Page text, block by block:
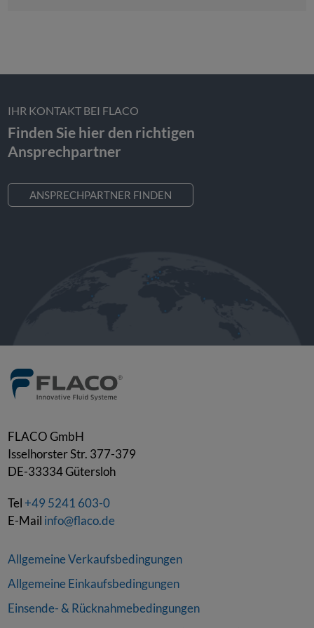
IHR KONTAKT BEI FLACO
Finden Sie hier den richtigen
Ansprechpartner
ANSPRECHPARTNER FINDEN
FLACO GmbH
Isselhorster Str. 377-379
DE-33334Gütersloh
Tel +49 5241 603-0
E-Mail info@flaco.de
Allgemeine Verkaufsbedingungen
Allgemeine Einkaufsbedingungen
Einsende- & Rücknahmebedingungen